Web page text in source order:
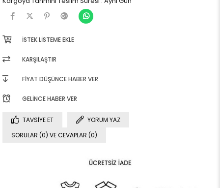
İSTEK LISTEME EKLE
KARŞILAŞTIR
FIYAT DÜŞÜNCE HABER VER
GELINCE HABER VER
TAVSIYE ET
YORUM YAZ
SORULAR (0) VE CEVAPLAR (0)